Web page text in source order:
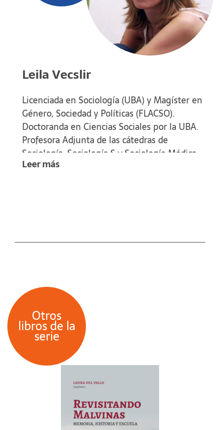
Leila Vecslir
Licenciada en Sociología (UBA) y Magíster en
Género, Sociedad y Políticas (FLACSO).
Doctoranda en Ciencias Sociales por la UBA.
Profesora Adjunta de las cátedras de
Sociología, Sociología S y Sociología Médica.
Miembro del Comité Académico de la
Leer más
Otros
libros de la
serie